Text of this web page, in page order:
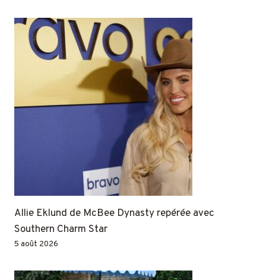
Allie Eklund de McBee Dynasty repérée avec
Southern Charm Star
5 août 2026